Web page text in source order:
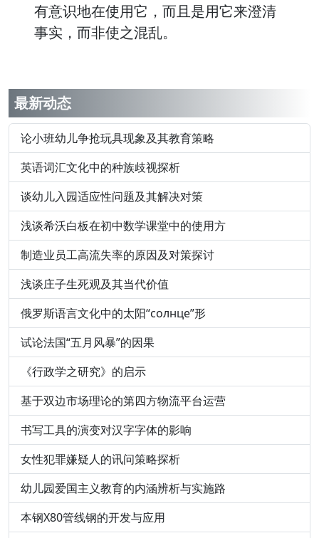
有意识地在使用它，而且是用它来澄清
事实，而非使之混乱。
最新动态
论小班幼儿争抢玩具现象及其教育策略
英语词汇文化中的种族歧视探析
谈幼儿入园适应性问题及其解决对策
浅谈希沃白板在初中数学课堂中的使用方
制造业员工高流失率的原因及对策探讨
浅谈庄子生死观及其当代价值
俄罗斯语言文化中的太阳“солнце”形
试论法国“五月风暴”的因果
《行政学之研究》的启示
基于双边市场理论的第四方物流平台运营
书写工具的演变对汉字字体的影响
女性犯罪嫌疑人的讯问策略探析
幼儿园爱国主义教育的内涵辨析与实施路
本钢X80管线钢的开发与应用